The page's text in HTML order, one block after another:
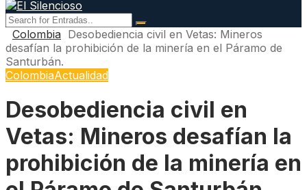
Colombia Desobediencia civil en Vetas: Mineros
desafían la prohibición de la minería en el Páramo de
Santurbán.
ColombiaActualidad
Desobediencia civil en
Vetas: Mineros desafían la
prohibición de la minería en